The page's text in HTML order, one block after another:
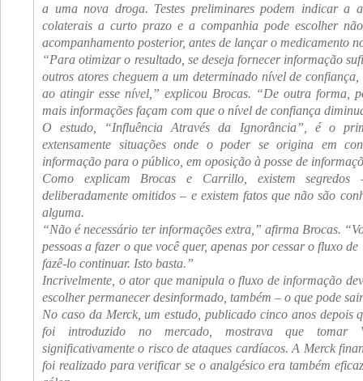
a uma nova droga. Testes preliminares podem indicar a
colaterais a curto prazo e a companhia pode escolher
acompanhamento posterior, antes de lançar o medicamento
“Para otimizar o resultado, se deseja fornecer informação
outros atores cheguem a um determinado nível de
ao atingir esse nível,” explicou Brocas. “De outra forma,
mais informações façam com que o nível de confiança
O estudo, “Influência Através da Ignorância”, é o
extensamente situações onde o poder se origina em
informação para o público, em oposição à posse de
Como explicam Brocas e Carrillo, existem
deliberadamente omitidos – e existem fatos que não são
alguma.
“Não é necessário ter informações extra,” afirma Brocas.
pessoas a fazer o que você quer, apenas por cessar o fluxo
fazê-lo continuar. Isto basta.”
Incrivelmente, o ator que manipula o fluxo de informação
escolher permanecer desinformado, também – o que pode
No caso da Merck, um estudo, publicado cinco anos depois
foi introduzido no mercado, mostrava que tomar
significativamente o risco de ataques cardíacos. A Merck
foi realizado para verificar se o analgésico era também